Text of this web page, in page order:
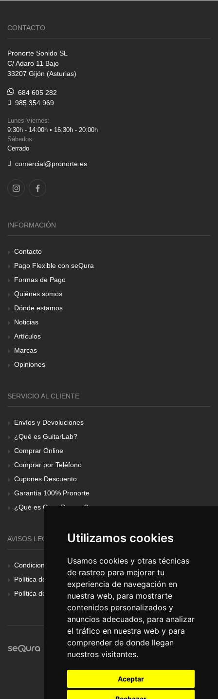
Utilizamos cookies
Usamos cookies y otras técnicas
de rastreo para mejorar tu
experiencia de navegación en
nuestra web, para mostrarte
contenidos personalizados y
anuncios adecuados, para analizar
el tráfico en nuestra web y para
comprender de donde llegan
nuestros visitantes.
Aceptar
CONTACTO
Pronorte Sonido SL
C/ Adaro 11 Bajo
33207 Gijón (Asturias)
684 605 282
985 354 969
Lunes-Viernes:
9:30h - 14:00h • 16:30h - 20:00h
Sábados:
Cerrado
comercial@pronorte.es
INFORMACIÓN
Contacto
Pago Flexible con seQura
Formas de Pago
Quiénes somos
Dónde estamos
Noticias
Artículos
Marcas
Opiniones
SERVICIO AL CLIENTE
Envíos y Devoluciones
¿Qué es GuitarLab?
Comprar Online
Comprar por Teléfono
Cupones Descuento
Garantía 100% Pronorte
¿Qué es Gear Renove?
AVISOS LEGALES
Condiciones Generales
Política de Cookies
Política de Privacidad